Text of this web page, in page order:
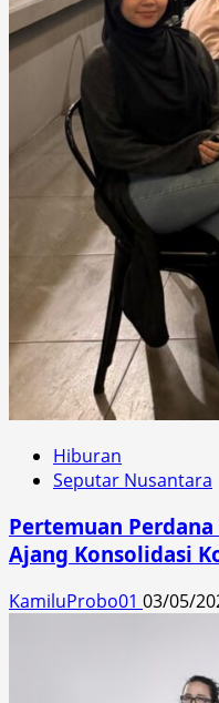
Hiburan
Seputar Nusantara
Pertemuan
Ajang Konsolidasi
KamiluProbo01 03/05/